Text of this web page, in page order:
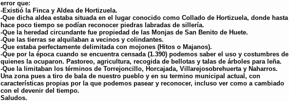
error que:
-Existió la Finca y Aldea de Hortizuela.
-Que dicha aldea estaba situada en el lugar conocido como Collado de Hortizuela, donde hasta
hace poco tiempo se podían reconocer piedras labradas de sillería.
-Que la heredad circundante fue propiedad de las Monjas de San Benito de Huete.
-Que las tierras se alquilaban a vecinos y colindantes.
-Que estaba perfectamente delimitada con mojones (Hitos o Majanos).
-Que por la época cuando se encuentra censada (1.390) podemos saber el uso y costumbres de
quienes la ocuparon. Pastoreo, agricultura, recogida de bellotas y talas de árboles para leña.
-Que la limitaban los términos de Torrejoncillo, Horcajada, Villarejosobrehuerta y Naharros.
Una zona pues a tiro de bala de nuestro pueblo y en su termino municipal actual, con
características propias por la que podemos pasear y reconocer, incluso ver como a cambiado
con el devenir del tiempo.
Saludos.